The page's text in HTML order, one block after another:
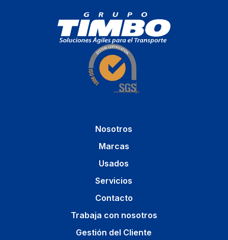
Nosotros
Marcas
Usados
Servicios
Contacto
Trabaja con nosotros
Gestión del Cliente